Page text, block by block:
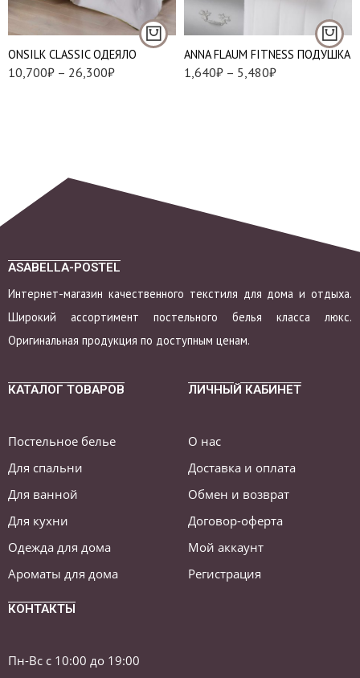
ONSILK CLASSIC ОДЕЯЛО
10,700₽ – 26,300₽
Теплые-340 г/м
ANNA FLAUM FITNESS ПОДУШКА
1,640₽ – 5,480₽
50*70 см
70*70 см
ASABELLA-POSTEL
Интернет-магазин качественного текстиля для дома и отдыха.
Широкий ассортимент постельного белья класса люкс.
Оригинальная продукция по доступным ценам.
КАТАЛОГ ТОВАРОВ
Постельное белье
Для спальни
Для ванной
Для кухни
Одежда для дома
Ароматы для дома
ЛИЧНЫЙ КАБИНЕТ
О нас
Доставка и оплата
Обмен и возврат
Договор-оферта
Мой аккаунт
Регистрация
КОНТАКТЫ
Пн-Вс с 10:00 до 19:00